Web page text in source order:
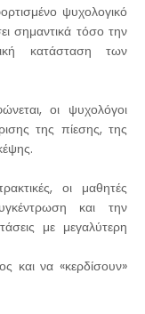
ψυχολογικό
σημαντικά τόσο την
κατάσταση των
οι ψυχολόγοι
της πίεσης, της
οι μαθητές
και την
με μεγαλύτερη
και να «κερδίσουν»